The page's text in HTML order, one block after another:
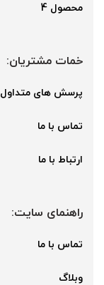
محصول 4
خمات مشتریان:
پرسش های متداول
تماس با ما
ارتباط با ما
راهنمای سایت:
تماس با ما
وبلاگ